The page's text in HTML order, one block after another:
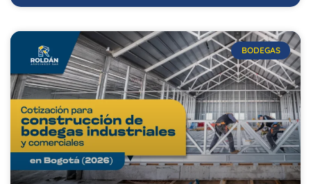
BODEGAS